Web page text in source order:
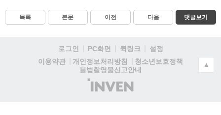
목록 본문 이전 다음 댓글보기
로그인 PC화면 퀵링크
설정
이용약관
개인정보처리방침
청소년보호정책
불법촬영물신고안내
(주)
인
▲